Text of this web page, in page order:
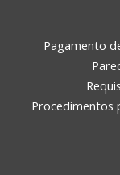
Pagamento
Procedimentos